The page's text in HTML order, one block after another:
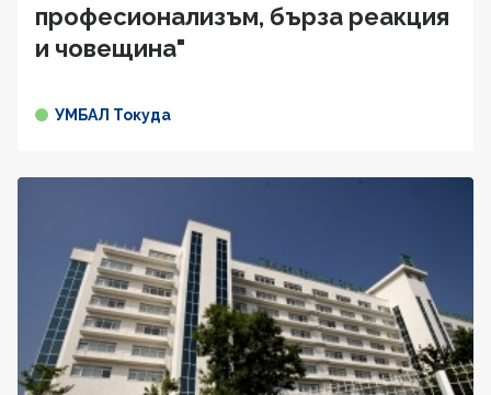
професионализъм, бърза реакция
и човещина"
УМБАЛ Токуда